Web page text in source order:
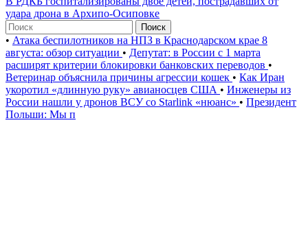
удара дрона в Архипо-Осиповке
Поиск
• Атака беспилотников на НПЗ в Краснодарском крае 8
августа: обзор ситуации • Депутат: в России с 1 марта
расширят критерии блокировки банковских переводов •
Ветеринар объяснила причины агрессии кошек • Как Иран
укоротил «длинную руку» авианосцев США • Инженеры из
России нашли у дронов ВСУ со Starlink «нюанс» • Президент
Польши: Мы п